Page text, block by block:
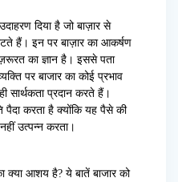
दिया है जो बाज़ार से
हैं। इन पर बाज़ार का आकर्षण
का ज्ञान है। इससे पता
पर बाजार का कोई प्रभाव
सार्थकता प्रदान करते हैं।
करता है क्योंकि यह पैसे की
उत्पन्न करता।
आशय है? ये बातें बाजार को